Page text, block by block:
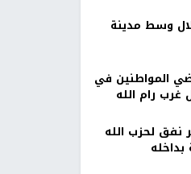
وسط مدينة
المواطنين في
رام الله
نفق لحزب الله